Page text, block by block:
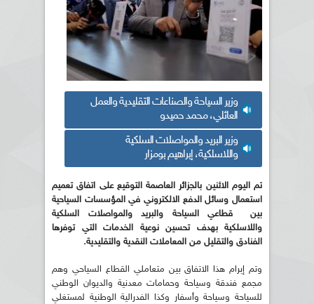
وزير السياحة والصناعات التقليدية والعمل
العائلي، محمد حميدو
وزير البريد والمواصلات السلكية
واللاسلكية، إبراهيم بومزار
تم اليوم الاثنين بالجزائر العاصمة التوقيع على اتفاق تعميم
استعمال وسائل الدفع الالكتروني في المؤسسات السياحية
بين
قطاعي السياحة والبريد والمواصلات السلكية
واللاسلكية بهدف تحسين نوعية
الخدمات التي توفرها
الفنادق والتقليل من المعاملات النقدية والتقليدية.
وتم إبرام هذا الاتفاق بين متعاملي القطاع السياحي وهم
مجمع فندقة وسياحة وحمامات معدنية والديوان الوطني
للسياحة وسياحة وأسفار وكذا الفدرالية الوطنية لمستغلي